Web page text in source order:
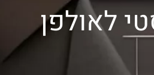
לאולפן